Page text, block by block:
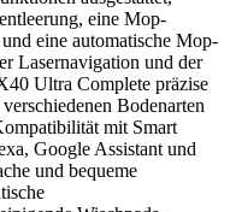
eine Mop-
eine automatische Mop-
Lasernavigation und der
Ultra Complete präzise
Bodenarten
mit Smart
Google Assistant und
und bequeme